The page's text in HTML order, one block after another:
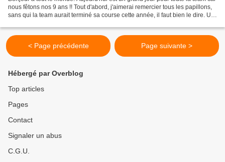
nous fêtons nos 9 ans !! Tout d'abord, j'aimerai remercier tous les papillons,
sans qui la team aurait terminé sa course cette année, il faut bien le dire. Un
< Page précédente Page suivante >
Hébergé par Overblog
Top articles
Pages
Contact
Signaler un abus
C.G.U.